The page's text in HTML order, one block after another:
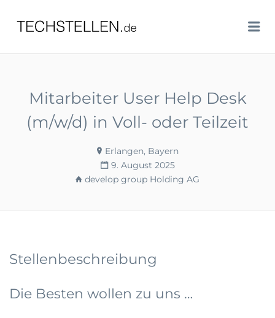
TECHSTELLEN.DE
Mitarbeiter User Help Desk
(m/w/d) in Voll- oder Teilzeit
Erlangen, Bayern
9. August 2025
develop group Holding AG
Stellenbeschreibung
Die Besten wollen zu uns …